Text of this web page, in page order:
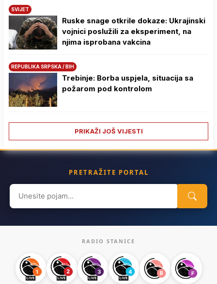
SVIJET
Ruske snage otkrile dokaze: Ukrajinski
vojnici poslužili za eksperiment, na
njima isprobana vakcina
REPUBLIKA SRPSKA / BIH
Trebinje: Borba uspjela, situacija sa
požarom pod kontrolom
PRIKAŽI JOŠ VIJESTI
PRETRAŽITE PORTAL
Search
for:
RADIO STANICE